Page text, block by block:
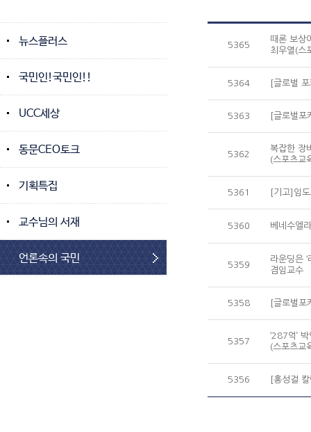
뉴스플러스
국민인!국민인!!
UCC세상
동문CEO토크
기획특집
교수님의 서재
언론속의 국민
5365
때론 보상
최우열(스
5364 [글로벌
5363 [글로벌포
5362
복잡한 장
(스포츠교
5361 [기고]임
5360 베네수엘
5359
라운딩은
겸임교수
5358 [글로벌포
5357
‘287억’
(스포츠교
5356 [홍성걸